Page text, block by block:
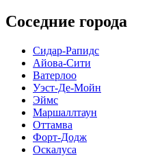
Соседние города
Сидар-Рапидс
Айова-Сити
Ватерлоо
Уэст-Де-Мойн
Эймс
Маршаллтаун
Оттамва
Форт-Додж
Оскалуса